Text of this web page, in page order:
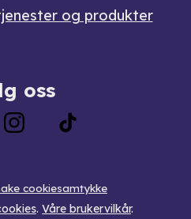
og produkter
oss
cookiesamtykke
. Våre brukervilkår.